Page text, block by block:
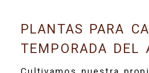
PLANTAS PARA
TEMPORADA DEL